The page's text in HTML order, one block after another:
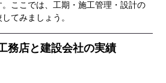
ここでは、工期・施工管理・設計の
てみましょう。
務店と建設会社の実績